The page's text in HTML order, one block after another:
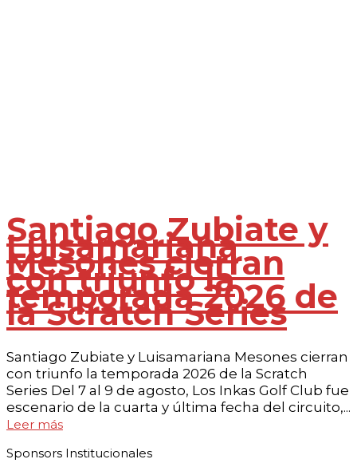
Santiago Zubiate y
Luisamariana
Mesones cierran
con triunfo la
temporada 2026 de
la Scratch Series
Santiago Zubiate y Luisamariana Mesones cierran
con triunfo la temporada 2026 de la Scratch
Series Del 7 al 9 de agosto, Los Inkas Golf Club fue
escenario de la cuarta y última fecha del circuito,...
Leer más
Sponsors Institucionales